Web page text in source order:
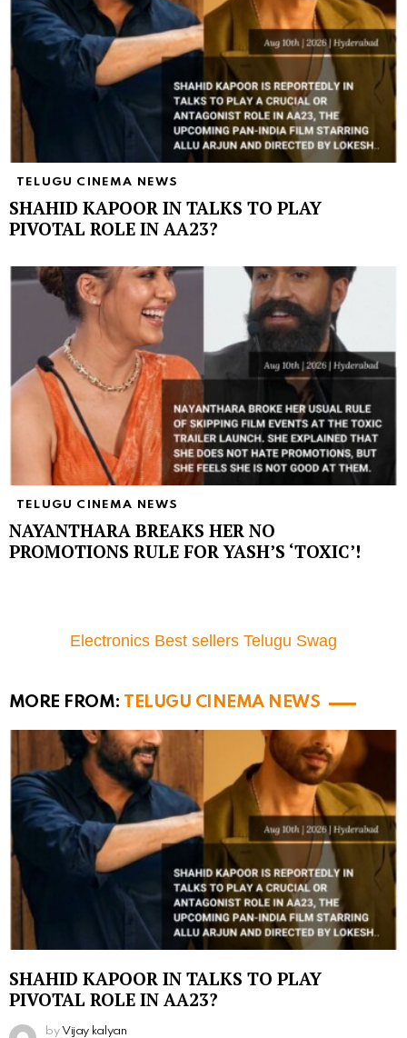
TELUGU CINEMA NEWS
SHAHID KAPOOR IN TALKS TO PLAY
PIVOTAL ROLE IN AA23?
TELUGU CINEMA NEWS
NAYANTHARA BREAKS HER NO
PROMOTIONS RULE FOR YASH’S ‘TOXIC’!
Electronics Best sellers Telugu Swag
MORE FROM: TELUGU CINEMA NEWS
SHAHID KAPOOR IN TALKS TO PLAY
PIVOTAL ROLE IN AA23?
by Vijay kalyan